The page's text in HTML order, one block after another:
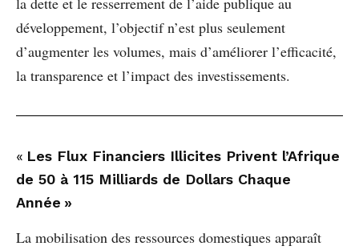
développement, l’objectif n’est plus seulement
d’augmenter les volumes, mais d’améliorer l’efficacité,
la transparence et l’impact des investissements.
« Les Flux Financiers Illicites Privent l’Afrique
de 50 à 115 Milliards de Dollars Chaque
Année »
La mobilisation des ressources domestiques apparaît